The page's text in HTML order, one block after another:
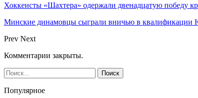
Хоккеисты «Шахтера» одержали двенадцатую победу
Минские динамовцы сыграли вничью в
Prev Next
Комментарии закрыты.
Популярное